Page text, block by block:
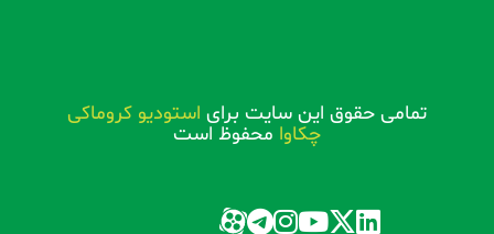
تمامی حقوق این سایت برای استودیو کروماکی
چکاوا محفوظ است